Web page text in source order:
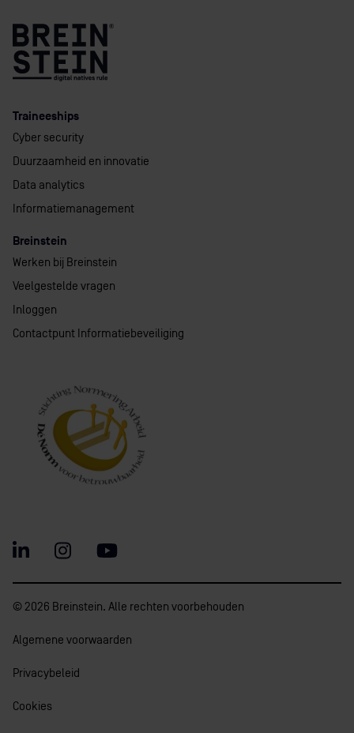
Traineeships
Cyber security
Duurzaamheid en innovatie
Data analytics
Informatiemanagement
Breinstein
Werken bij Breinstein
Veelgestelde vragen
Inloggen
Contactpunt Informatiebeveiliging
© 2026 Breinstein. Alle rechten voorbehouden
Algemene voorwaarden
Privacybeleid
Cookies